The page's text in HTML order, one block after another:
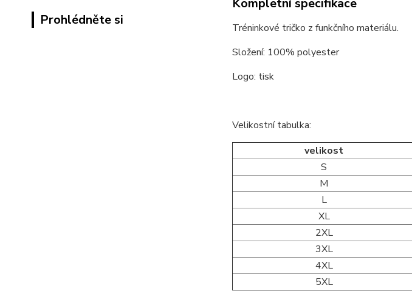
Prohlédněte si
Kompletní specifikace
Tréninkové tričko z funkčního materiálu.
Složení: 100% polyester
Logo: tisk
Velikostní tabulka:
velikost
S
M
L
XL
2XL
3XL
4XL
5XL